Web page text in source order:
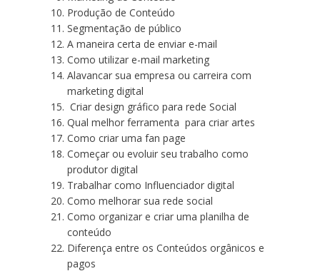
Produção de Conteúdo
Segmentação de público
A maneira certa de enviar e-mail
Como utilizar e-mail marketing
Alavancar sua empresa ou carreira com
marketing digital
Criar design gráfico para rede Social
Qual melhor ferramenta para criar artes
Como criar uma fan page
Começar ou evoluir seu trabalho como
produtor digital
Trabalhar como Influenciador digital
Como melhorar sua rede social
Como organizar e criar uma planilha de
conteúdo
Diferença entre os Conteúdos orgânicos e
pagos